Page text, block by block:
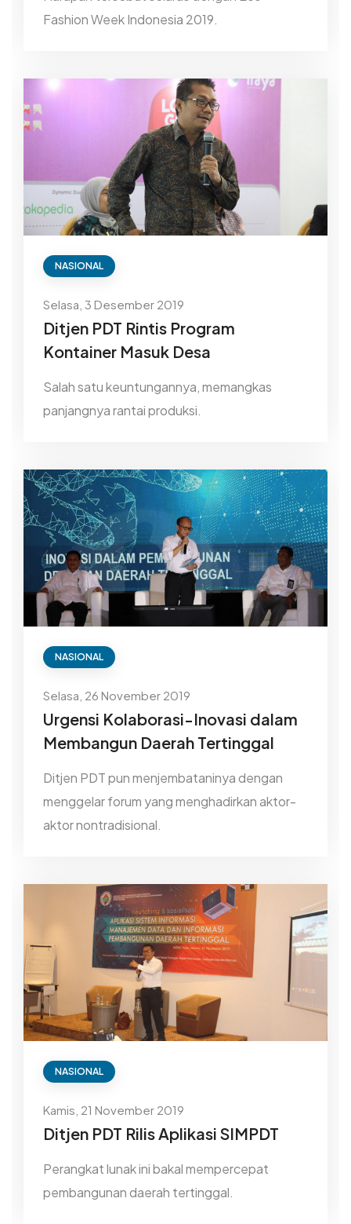
Fashion Week Indonesia 2019.
NASIONAL
Selasa, 3 Desember 2019
Ditjen PDT Rintis Program
Kontainer Masuk Desa
Salah satu keuntungannya, memangkas
panjangnya rantai produksi.
NASIONAL
Selasa, 26 November 2019
Urgensi Kolaborasi-Inovasi dalam
Membangun Daerah Tertinggal
Ditjen PDT pun menjembataninya dengan
menggelar forum yang menghadirkan aktor-
aktor nontradisional.
NASIONAL
Kamis, 21 November 2019
Ditjen PDT Rilis Aplikasi SIMPDT
Perangkat lunak ini bakal mempercepat
pembangunan daerah tertinggal.